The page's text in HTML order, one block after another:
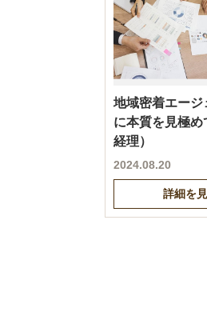
地域密着エージ
に本質を見極め
経理）
2024.08.20
詳細を